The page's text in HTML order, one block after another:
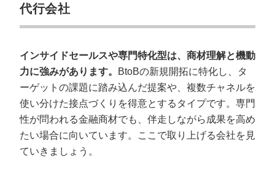
代行会社
インサイドセールスや専門特化型は、商材理解と機動
力に強みがあります。
BtoBの新規開拓に特化し、タ
ーゲットの課題に踏み込んだ提案や、複数チャネルを
使い分けた接点づくりを得意とするタイプです。専門
性が問われる金融商材でも、伴走しながら成果を高め
たい場合に向いています。ここで取り上げる会社を見
ていきましょう。